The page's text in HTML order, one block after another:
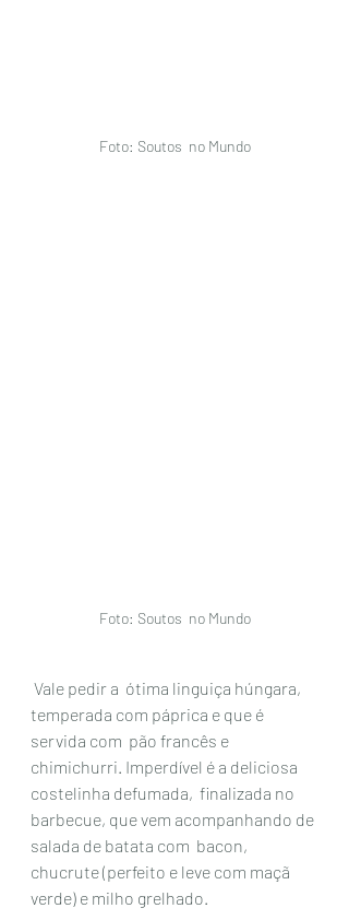
Foto: Soutos  no Mundo
Foto: Soutos  no Mundo
temperada com páprica e que é
servida com  pão francês e
chimichurri. Imperdível é a deliciosa
costelinha defumada,  finalizada no
barbecue, que vem acompanhando de
salada de batata com  bacon,
chucrute (perfeito e leve com maçã
verde) e milho grelhado.